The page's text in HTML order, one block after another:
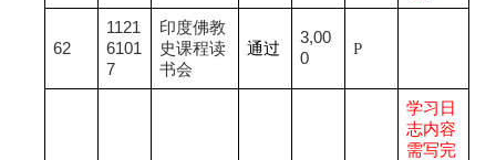
62
1121
6101
7
印度佛教
史课程读
书会
通过
3,00
0
P
学习日
志内容
需写完